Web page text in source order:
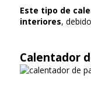
Este tipo de
interiores,
Calentador